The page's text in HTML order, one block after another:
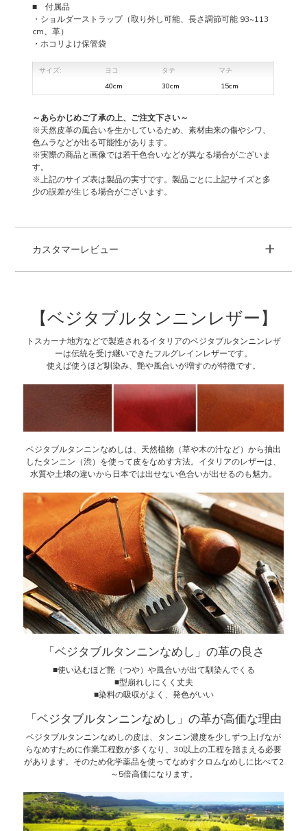
■ 付属品
・ショルダーストラップ（取り外し可能、長さ調節可能 93~113
cm、革）
・ホコリよけ保管袋
サイズ: ヨコ タテ
マチ
40cm
30cm 15cm
～あらかじめご了承の上、ご注文下さい～
※天然皮革の風合いを生かしているため、素材由来の傷やシワ、
色ムラなどが出る可能性があります。
※実際の商品と画像では若干色合いなどが異なる場合がございま
す。
※上記のサイズ表は製品の実寸です。製品ごとに上記サイズと多
少の誤差が生じる場合がございます。
カスタマーレビュー +
【ベジタブルタンニンレザー】
トスカーナ地方などで製造されるイタリアのベジタブルタンニンレザ
ーは伝統を受け継いできたフルグレインレザーです。
使えば使うほど馴染み、艶や風合いが増すのが特徴です。
ベジタブルタンニンなめしは、天然植物（草や木の汁など）から抽出
したタンニン（渋）を使って皮をなめす方法。イタリアのレザーは、
水質や土壌の違いから日本では出せない色合いが出せるのも魅力。
「ベジタブルタンニンなめし」の革の良さ
■使い込むほど艶（つや）や風合いが出て馴染んでくる
■型崩れしにくく丈夫
■染料の吸収がよく、発色がいい
「ベジタブルタンニンなめし」の革が高価な理由
ベジタブルタンニンなめしの皮は、タンニン濃度を少しずつ上げなが
らなめすために作業工程数が多くなり、30以上の工程を踏まえる必要
があります。そのため化学薬品を使ってなめすクロムなめしに比べて2
～5倍高価になります。